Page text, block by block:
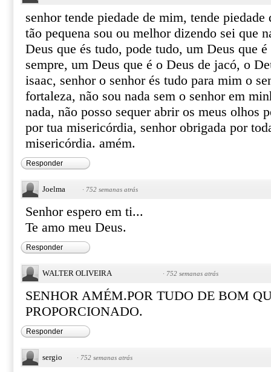
senhor tende piedade de mim, tende
tão pequena sou ou melhor dizendo sei que
Deus que és tudo, pode tudo, um Deus que
sempre, um Deus que é o Deus de jacó, o
isaac, senhor o senhor és tudo para mim o
fortaleza, não sou nada sem o senhor em
nada, não posso sequer abrir os meus olhos
por tua misericórdia, senhor obrigada por
misericórdia. amém.
Responder
Joelma · 752 semanas atrás
Senhor espero em ti...
Te amo meu Deus.
Responder
WALTER OLIVEIRA · 752 semanas atrás
SENHOR AMÉM.POR TUDO DE BOM
PROPORCIONADO.
Responder
sergio · 752 semanas atrás